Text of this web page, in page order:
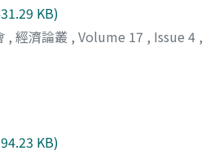
KB)
, 經濟論叢 , Volume 17 , Issue 4 ,
KB)